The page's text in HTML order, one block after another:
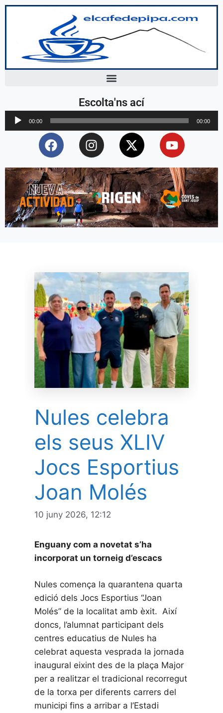
Escolta'ns ací
Reproductor
d'àudio
00:00 00:00
Nules celebra
els seus XLIV
Jocs Esportius
Joan Molés
10 juny 2026, 12:12
Enguany com a novetat s’ha
incorporat un torneig d’escacs
Nules comença la quarantena quarta
edició dels Jocs Esportius “Joan
Molés” de la localitat amb èxit. Així
doncs, l’alumnat participant dels
centres educatius de Nules ha
celebrat aquesta vesprada la jornada
inaugural eixint des de la plaça Major
per a realitzar el tradicional recorregut
de la torxa per diferents carrers del
municipi fins a arribar a l’Estadi